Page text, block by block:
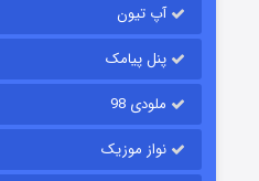
آپ تیون
پنل پیامک
ملودی 98
نواز موزیک